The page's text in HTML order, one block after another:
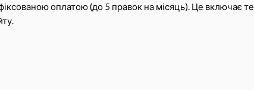
оплатою (до 5 правок на місяць). Це включає